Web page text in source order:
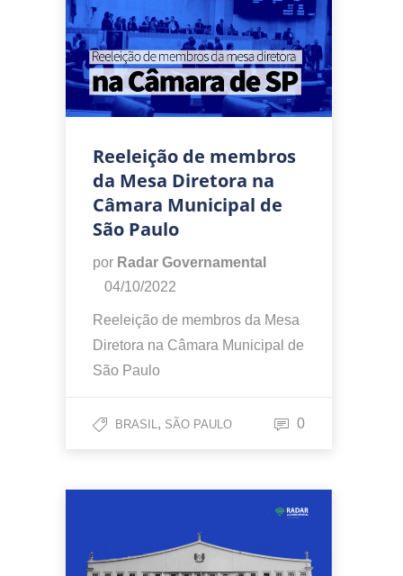
Reeleição de membros
da Mesa Diretora na
Câmara Municipal de
São Paulo
por Radar Governamental
04/10/2022
Reeleição de membros da Mesa
Diretora na Câmara Municipal de
São Paulo
BRASIL, SÃO PAULO 0